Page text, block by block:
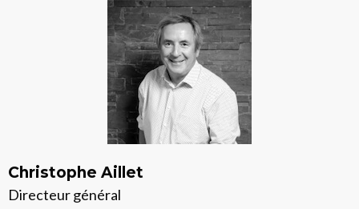
Christophe Aillet
Directeur général